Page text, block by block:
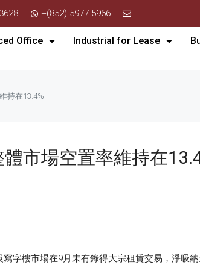
+(852) 5977 5966
Office Industrial for Lease
持在13.4%
市場空置率維持在
字樓市場在9月未有錄得大宗租賃交易，淨吸